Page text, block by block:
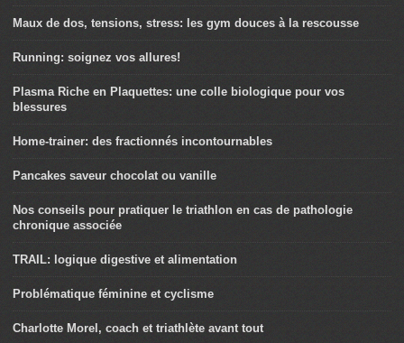
Maux de dos, tensions, stress: les gym douces à la rescousse
Running: soignez vos allures!
Plasma Riche en Plaquettes: une colle biologique pour vos
blessures
Home-trainer: des fractionnés incontournables
Pancakes saveur chocolat ou vanille
Nos conseils pour pratiquer le triathlon en cas de pathologie
chronique associée
TRAIL: logique digestive et alimentation
Problématique féminine et cyclisme
Charlotte Morel, coach et triathlète avant tout